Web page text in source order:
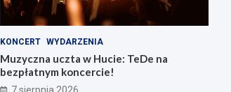
KONCERT WYDARZENIA
Muzyczna uczta w Hucie: TeDe na
bezpłatnym koncercie!
7 sierpnia 2026